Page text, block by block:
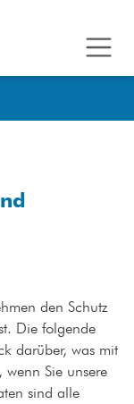
den Schutz
Die folgende
darüber, was mit
wenn Sie unsere
sind alle